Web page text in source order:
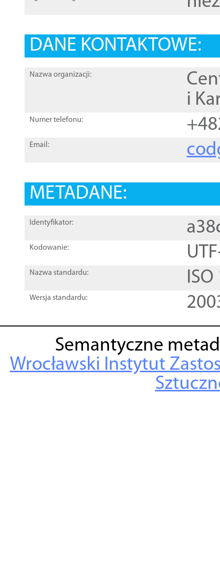
DANE KONTAKTOWE:
Nazwa organizacji:
i
Numer telefonu:
Email:
METADANE:
Identyfikator:
Kodowanie:
Nazwa standardu:
Wersja standardu:
Semantyczne
Wrocławski Instytut